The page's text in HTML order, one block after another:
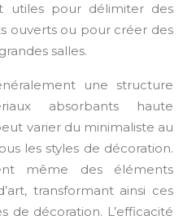
utiles pour délimiter des
ouverts ou pour créer des
salles.
une structure
absorbants haute
varier du minimaliste au
les styles de décoration.
même des éléments
transformant ainsi ces
de décoration. L’efficacité